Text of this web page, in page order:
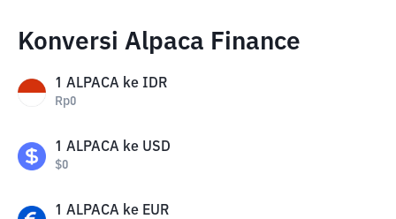
Konversi Alpaca Finance
1 ALPACA ke IDR
Rp0
1 ALPACA ke USD
$0
1 ALPACA ke EUR